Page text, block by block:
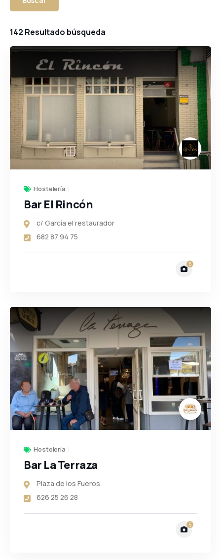
142 Resultado búsqueda
Hostelería
Bar El Rincón
c/ García el restaurador
682 87 94 75
5
Hostelería
Bar La Terraza
Plaza de los Fueros
626 25 26 28
5